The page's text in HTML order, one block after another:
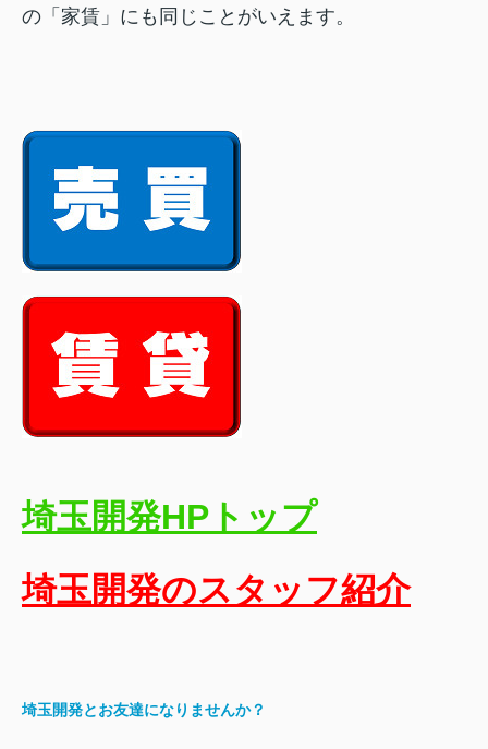
の「家賃」にも同じことがいえます。
埼玉開発HPトップ
埼玉開発のスタッフ紹介
埼玉開発とお友達になりませんか？